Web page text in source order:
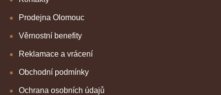
Prodejna Olomouc
Věrnostní benefity
Reklamace a vrácení
Obchodní podmínky
Ochrana osobních údajů